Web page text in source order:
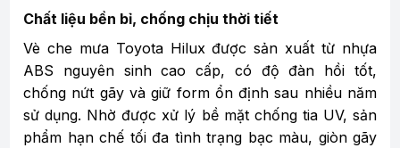
Chất liệu bền bỉ, chống chịu thời tiết
Vè che mưa Toyota Hilux được sản xuất từ nhựa
ABS nguyên sinh cao cấp, có độ đàn hồi tốt,
chống nứt gãy và giữ form ổn định sau nhiều năm
sử dụng. Nhờ được xử lý bề mặt chống tia UV, sản
phẩm hạn chế tối đa tình trạng bạc màu, giòn gãy